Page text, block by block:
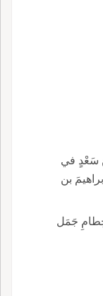
سَعْدٍ في
بن
جَمَل